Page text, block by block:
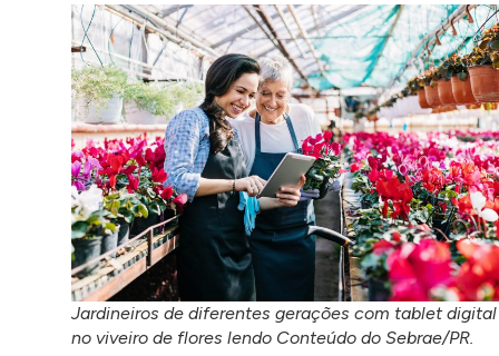
Jardineiros de diferentes gerações com tablet digital
no viveiro de flores lendo Conteúdo do Sebrae/PR.